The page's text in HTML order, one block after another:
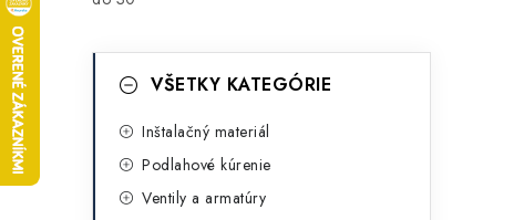
kategórieVŠETKY KATEGÓRIE
Inštalačný materiál
Podlahové kúrenie
Ventily a armatúry